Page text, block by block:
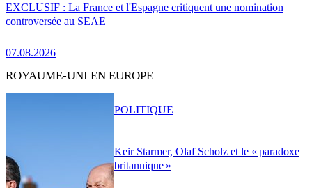
EXCLUSIF : La France et l'Espagne critiquent une nomination
controversée au SEAE
07.08.2026
ROYAUME-UNI EN EUROPE
Keir Starmer, Olaf Scholz et le « paradoxe
britannique »
POLITIQUE